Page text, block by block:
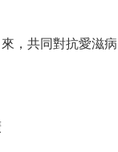
，共同對抗愛滋病